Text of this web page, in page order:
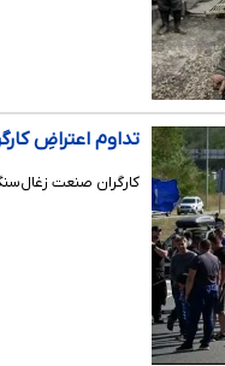
تداوم اعتراضِ
کارگران صنعت